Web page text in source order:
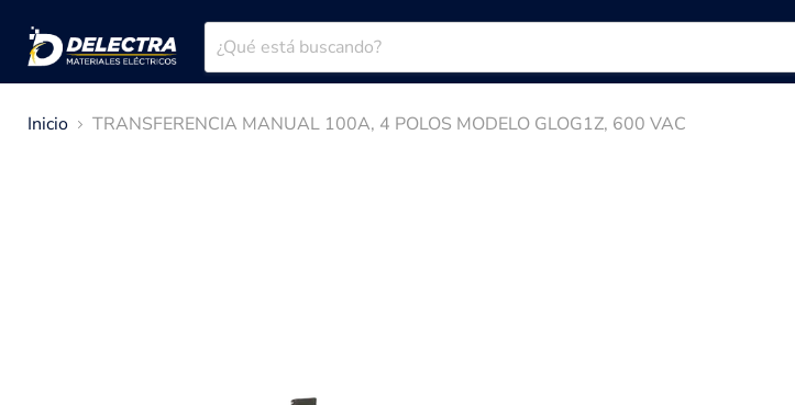
Inicio TRANSFERENCIA MANUAL 100A, 4 POLOS MODELO GLOG1Z, 600 VAC